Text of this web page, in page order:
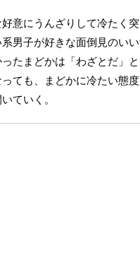
意にうんざりして冷たく
男子が好きな面倒見のい
たまどかは「わざとだ」
ても、まどかに冷たい態
ていく。